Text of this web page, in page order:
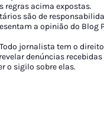
regras acima expostas.
são de
a opinião do Blog
Todo jornalista tem o direito
denúncias recebidas
o sigilo sobre elas.